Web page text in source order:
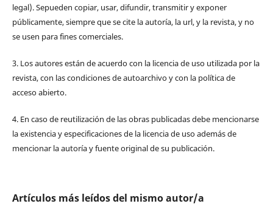
legal). Sepueden copiar, usar, difundir, transmitir y exponer
públicamente, siempre que se cite la autoría, la url, y la revista, y no
se usen para fines comerciales.
3. Los autores están de acuerdo con la licencia de uso utilizada por la
revista, con las condiciones de autoarchivo y con la política de
acceso abierto.
4. En caso de reutilización de las obras publicadas debe mencionarse
la existencia y especificaciones de la licencia de uso además de
mencionar la autoría y fuente original de su publicación.
Artículos más leídos del mismo autor/a